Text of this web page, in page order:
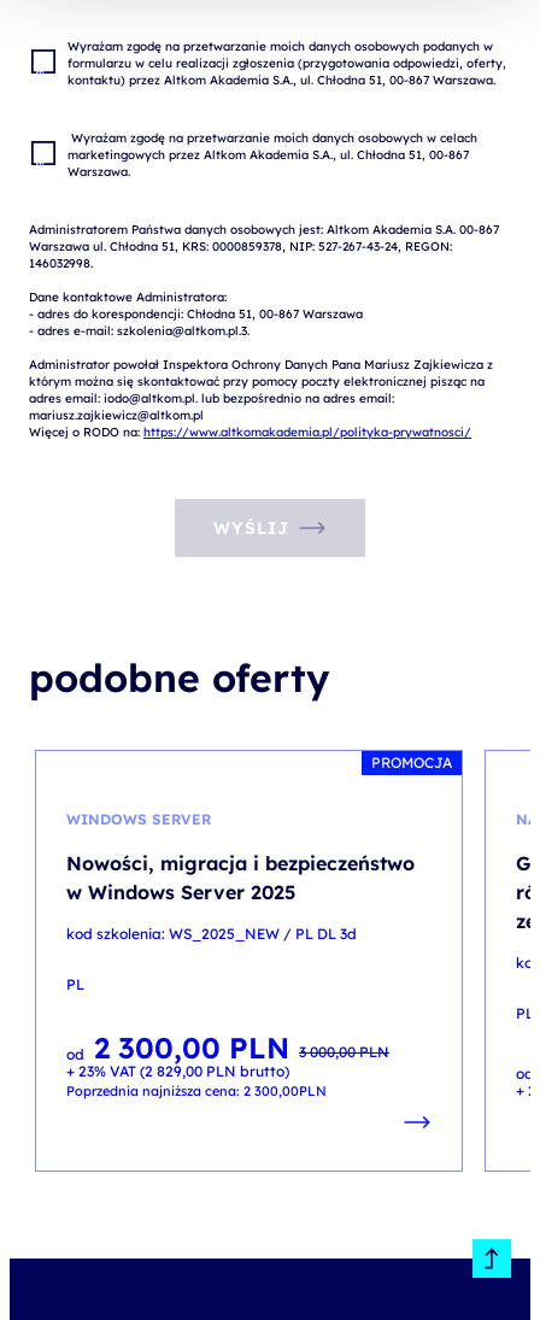
Wyrażam zgodę na przetwarzanie moich danych osobowych podanych w
formularzu w celu realizacji zgłoszenia (przygotowania odpowiedzi, oferty,
marketingowych przez Altkom Akademia S.A., ul. Chłodna 51, 00-867
Administratorem Państwa danych osobowych jest: Altkom Akademia S.A. 00-867
Warszawa ul. Chłodna 51, KRS: 0000859378, NIP: 527-267-43-24, REGON:
146032998.
Dane kontaktowe Administratora:
- adres do korespondencji: Chłodna 51, 00-867 Warszawa
- adres e-mail: szkolenia@altkom.pl.3.
Administrator powołał Inspektora Ochrony Danych Pana Mariusz Zajkiewicza z
którym można się skontaktować przy pomocy poczty elektronicznej pisząc na
adres email: iodo@altkom.pl. lub bezpośrednio na adres email:
mariusz.zajkiewicz@altkom.pl
Więcej o RODO na: https://www.altkomakademia.pl/polityka-prywatnosci/
WYŚLIJ
podobne oferty
PROMOCJA
WINDOWS SERVER
Nowości, migracja i bezpieczeństwo
w Windows Server 2025
kod szkolenia: WS_2025_NEW / PL DL 3d
PL
od 3 000,00PLN
Pierwotna
cena
wynosiła:
3 000,00 PLN.
2 300,00 PLN
Aktualna
cena
wynosi:
2 300,00 PLN.
+ 23% VAT (2 829,00 PLN brutto)
Poprzednia najniższa cena: 2 300,00PLN
PL
od
+